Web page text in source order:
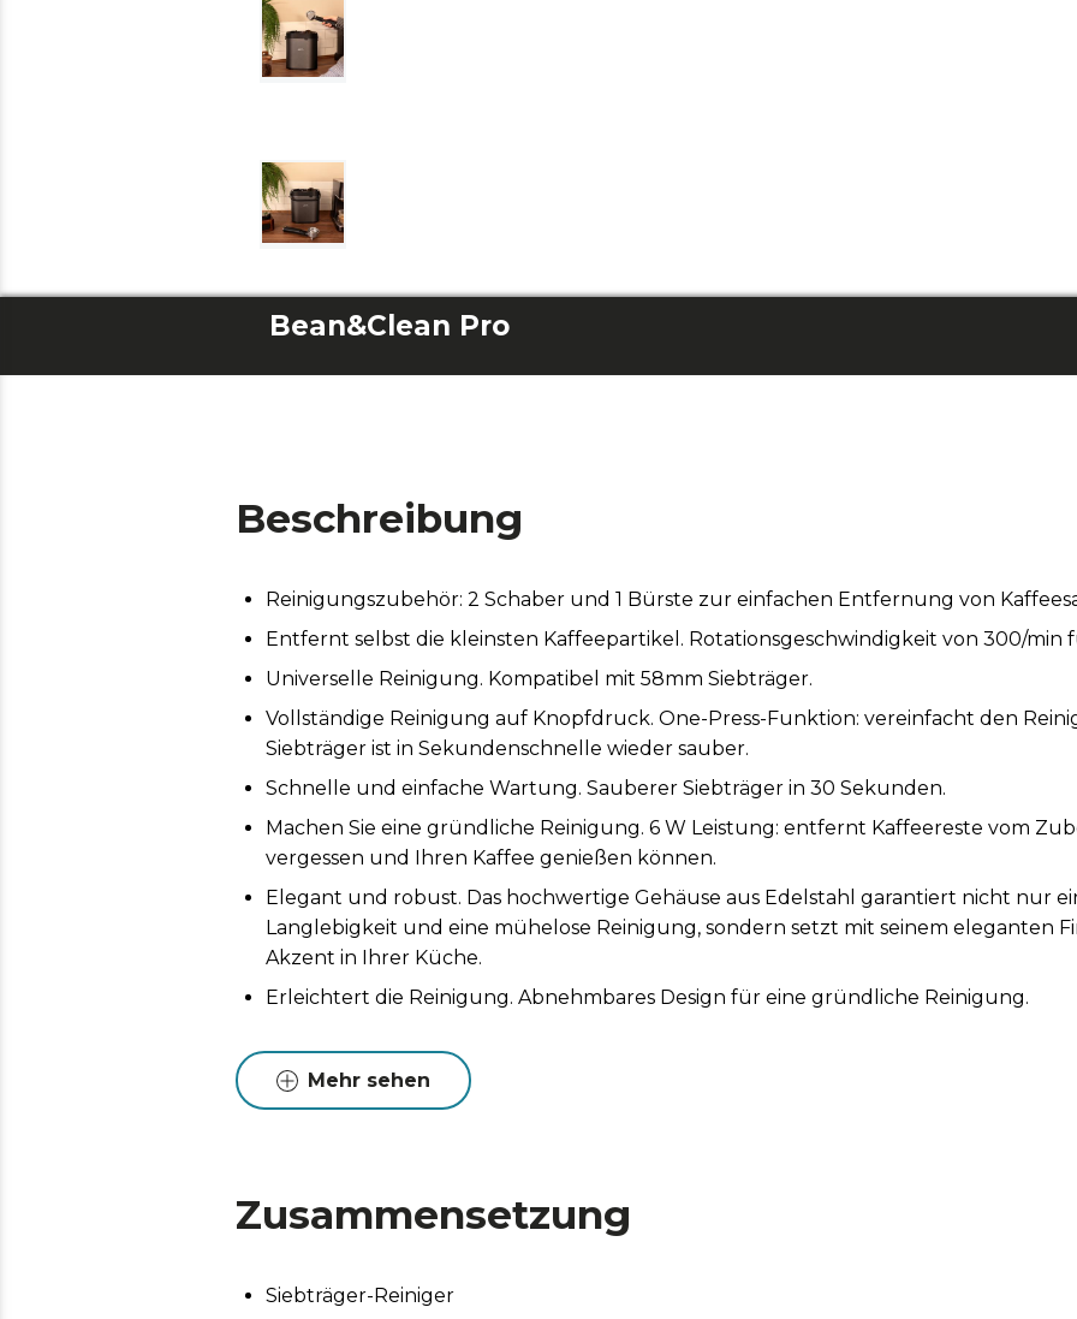
Bean&Clean Pro
Beschreibung
Reinigungszubehör: 2 Schaber und 1 Bürste zur einfachen Entfernung von
Entfernt selbst die kleinsten Kaffeepartikel. Rotationsgeschwindigkeit von 300/min
Universelle Reinigung. Kompatibel mit 58mm Siebträger.
Vollständige Reinigung auf Knopfdruck. One-Press-Funktion: vereinfacht den
Siebträger ist in Sekundenschnelle wieder sauber.
Schnelle und einfache Wartung. Sauberer Siebträger in 30 Sekunden.
Machen Sie eine gründliche Reinigung. 6 W Leistung: entfernt Kaffeereste vom
vergessen und Ihren Kaffee genießen können.
Elegant und robust. Das hochwertige Gehäuse aus Edelstahl garantiert nicht nur
Langlebigkeit und eine mühelose Reinigung, sondern setzt mit seinem eleganten
Akzent in Ihrer Küche.
Erleichtert die Reinigung. Abnehmbares Design für eine gründliche Reinigung.
Mehr sehen
Zusammensetzung
Siebträger-Reiniger